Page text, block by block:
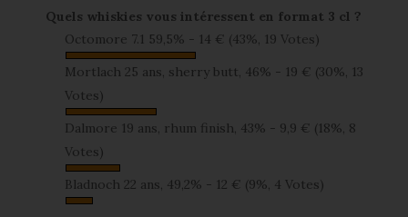
Quels whiskies vous intéressent en format 3 cl ?
Octomore 7.1 59,5% - 14 € (43%, 19 Votes)
Mortlach 25 ans, sherry butt, 46% - 19 € (30%, 13
Votes)
Dalmore 19 ans, rhum finish, 43% - 9,9 € (18%, 8
Votes)
Bladnoch 22 ans, 49,2% - 12 € (9%, 4 Votes)